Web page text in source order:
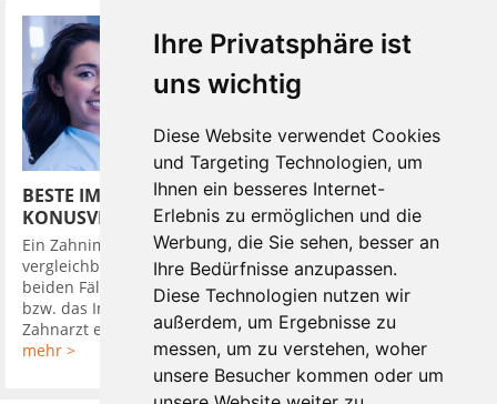
Ihre Privatsphäre ist
uns wichtig
Diese Website verwendet Cookies
und Targeting Technologien, um
Ihnen ein besseres Internet-
Erlebnis zu ermöglichen und die
Werbung, die Sie sehen, besser an
Ihre Bedürfnisse anzupassen.
Diese Technologien nutzen wir
außerdem, um Ergebnisse zu
messen, um zu verstehen, woher
unsere Besucher kommen oder um
BESTE IMPLANTATSYSTEME HABEN
KONUSVERBINDUNG
Ein Zahnimplantat in den Kieferknochen zu setzen, ist
vergleichbar mit dem Eindrehen eines Dübels in die Wand. In
beiden Fällen wird zuerst ein Loch gebohrt, in das der Dübel,
bzw. das Implantat bündig eingebracht wird. Darauf setzt der
Zahnarzt ein Provisorium, um ...
mehr >